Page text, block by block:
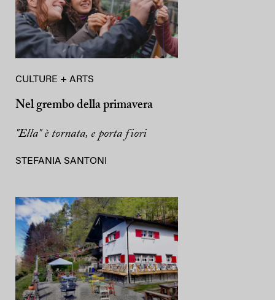
CULTURE + ARTS
Nel grembo della primavera
"Ella" è tornata, e porta fiori
STEFANIA SANTONI